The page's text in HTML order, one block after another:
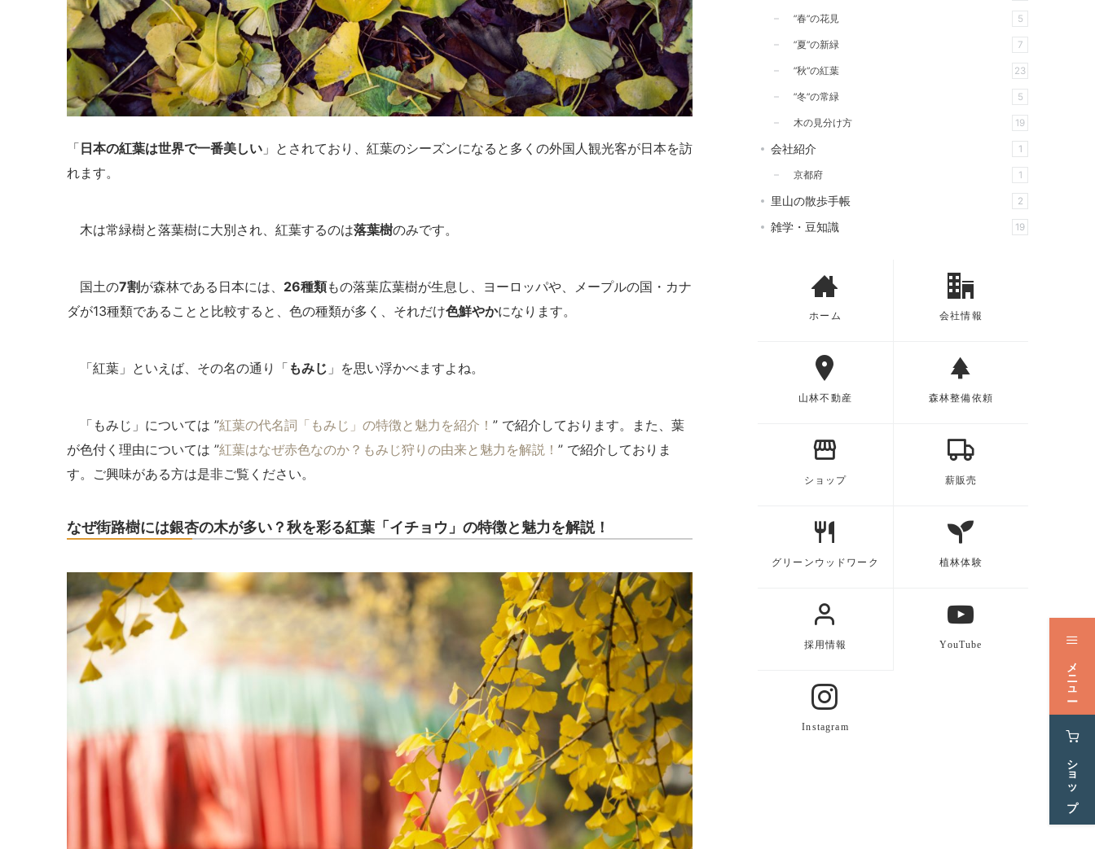
「 日本の紅葉は世界で一番美しい 」とされており、紅葉のシーズンになると多くの外国人観光客が日本を訪
れます。
木は常緑樹と落葉樹に大別され、紅葉するのは落葉樹のみです。
国土の7割が森林である日本には、 26種類もの落葉広葉樹が生息し、ヨーロッパや、メープルの国・カナ
ダが13種類であることと比較すると、色の種類が多く、それだけ色鮮やかになります。
「紅葉」といえば、その名の通り「 もみじ 」を思い浮かべますよね。
「もみじ」については ”紅葉の代名詞「もみじ」の特徴と魅力を紹介！ ” で紹介しております。また、葉
が色付く理由については ”紅葉はなぜ赤色なのか？もみじ狩りの由来と魅力を解説！ ” で紹介しておりま
す。ご興味がある方は是非ご覧ください。
なぜ街路樹には銀杏の木が多い？秋を彩る紅葉「イチョウ」の特徴と魅力を解説！
”春”の花見 5
”夏”の新緑 7
”秋”の紅葉 23
”冬”の常緑 5
木の見分け方 19
会社紹介 1
京都府 1
里山の散歩手帳 2
雑学・豆知識 19
ホーム 会社情報
山林不動産 森林整備依頼
ショップ 薪販売
グリーンウッドワーク 植林体験
採用情報 YouTube
Instagram
メニュー
ショップ